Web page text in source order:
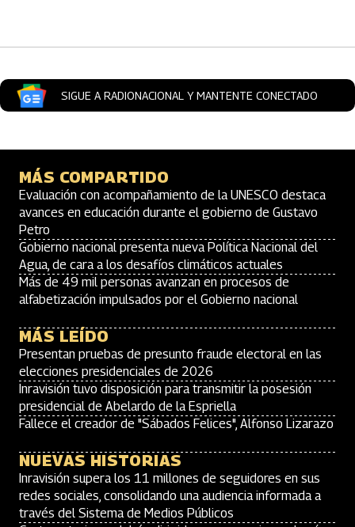
SIGUE A RADIONACIONAL Y MANTENTE CONECTADO
MÁS COMPARTIDO
Evaluación con acompañamiento de la UNESCO destaca
avances en educación durante el gobierno de Gustavo
Petro
Gobierno nacional presenta nueva Política Nacional del
Agua, de cara a los desafíos climáticos actuales
Más de 49 mil personas avanzan en procesos de
alfabetización impulsados por el Gobierno nacional
MÁS LEÍDO
Presentan pruebas de presunto fraude electoral en las
elecciones presidenciales de 2026
Inravisión tuvo disposición para transmitir la posesión
presidencial de Abelardo de la Espriella
Fallece el creador de "Sábados Felices", Alfonso Lizarazo
NUEVAS HISTORIAS
Inravisión supera los 11 millones de seguidores en sus
redes sociales, consolidando una audiencia informada a
través del Sistema de Medios Públicos